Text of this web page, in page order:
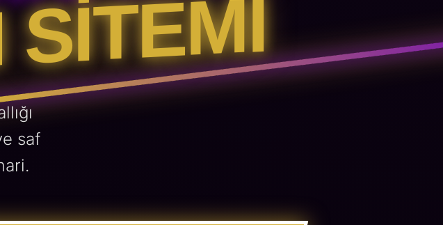
saf